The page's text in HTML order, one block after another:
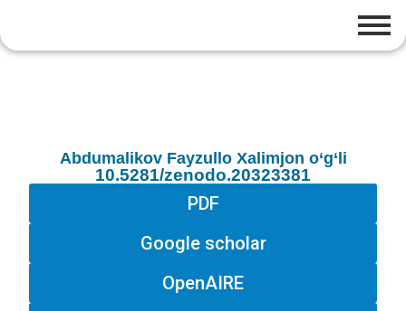
Abdumalikov Fayzullo Xalimjon o‘g‘li
10.5281/zenodo.20323381
PDF
Google scholar
OpenAIRE